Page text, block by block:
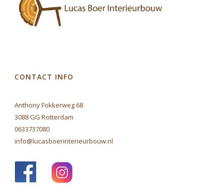
CONTACT INFO
Anthony Fokkerweg 68
3088 GG Rotterdam
0633737080
info@lucasboerinterieurbouw.nl